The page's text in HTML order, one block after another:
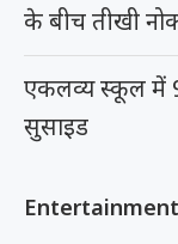
के बीच तीखी
एकलव्य स्कूल में 9
सुसाइड
Entertainment